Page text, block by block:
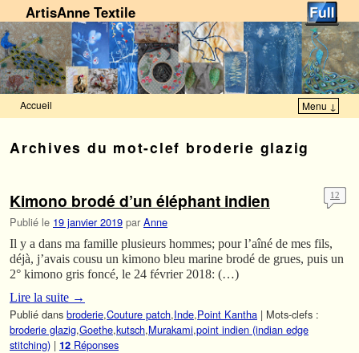
ArtisAnne Textile
Accueil Menu ↓
Archives du mot-clef broderie glazig
Kimono brodé d’un éléphant indien
Publié le 19 janvier 2019 par Anne
12
Il y a dans ma famille plusieurs hommes; pour l’aîné de mes fils,
déjà, j’avais cousu un kimono bleu marine brodé de grues, puis un
2° kimono gris foncé, le 24 février 2018: (…)
Lire la suite →
Publié dans broderie,Couture patch,Inde,Point Kantha | Mots-clefs :
broderie glazig,Goethe,kutsch,Murakami,point indien (indian edge
stitching) | 12 Réponses